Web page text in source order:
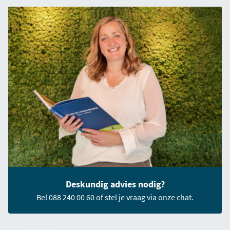
Deskundig advies nodig?
Bel 088 240 00 60 of stel je vraag via onze chat.